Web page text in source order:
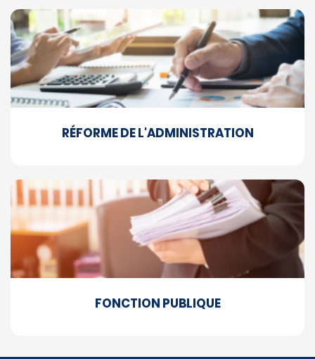
RÉFORME DE L'ADMINISTRATION
FONCTION PUBLIQUE